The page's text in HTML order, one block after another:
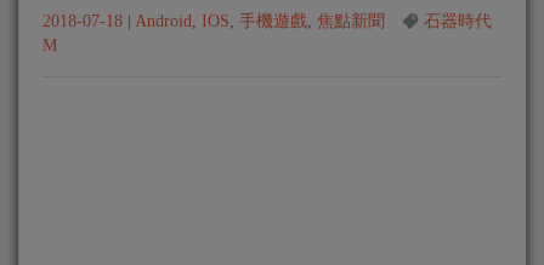
2018-07-18 Android, IOS, 手機遊戲, 焦點新聞
石器時代
M